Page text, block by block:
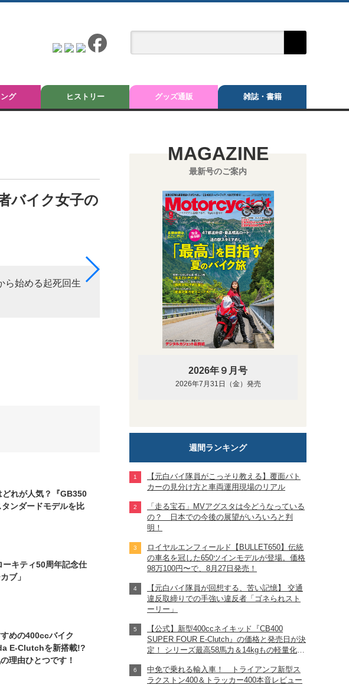
グ ヒストリー グッズ通販 雑誌・書籍
バイク女子の
ら始める起死回生
第44話 怪我なく食べるカレーは美味しい 【連載マン
どれが人気？『GB350
ンダードモデルを比
ーキティ50周年記念仕
ブ」
めの400ccバイク
E-Clutchを新搭載!?
理由ひとつです！
MAGAZINE
最新号のご案内
2026年９月号
2026年7月31日（金）発売
週間ランキング
【元白バイ隊員がこっそり教える】覆面パト
カーの見分け方と車両運用現場のリアル
「走る宝石」MVアグスタは今どうなっている
の？ 日本での今後の展望がいろいろと判
明！
ロイヤルエンフィールド【BULLET650】伝統
の車名を冠した650ツインモデルが登場。価格
98万100円〜で、8月27日発売！
【元白バイ隊員が回想する、苦い記憶】 交通
違反取締りでの手強い違反者「ゴネられスト
ーリー」
【公式】新型400ccネイキッド『CB400
SUPER FOUR E-Clutch』の価格と発売日が決
定！ シリーズ最高58馬力＆14kgもの軽量化!?
【Honda2026新車ニュース】
中免で乗れる輸入車！ トライアンフ新型ス
ラクストン400＆トラッカー400本音レビュー